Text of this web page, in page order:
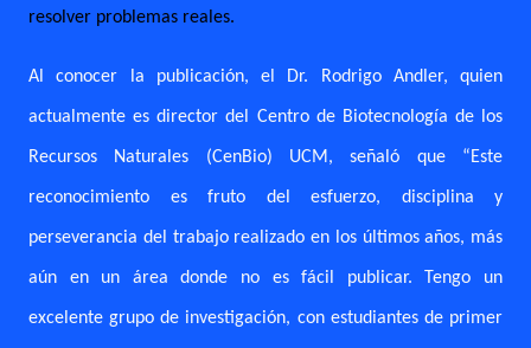
resolver problemas reales.
Al conocer la publicación, el Dr. Rodrigo Andler, quien
actualmente es director del Centro de Biotecnología de los
Recursos Naturales (CenBio) UCM, señaló que “Este
reconocimiento es fruto del esfuerzo, disciplina y
perseverancia del trabajo realizado en los últimos años, más
aún en un área donde no es fácil publicar. Tengo un
excelente grupo de investigación, con estudiantes de primer